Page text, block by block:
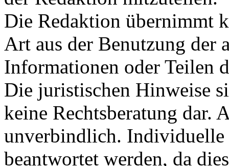
Die Redaktion übernimmt
Art aus der Benutzung der
Informationen oder Teilen
Die juristischen Hinweise
keine Rechtsberatung dar.
unverbindlich. Individuelle
beantwortet werden, da